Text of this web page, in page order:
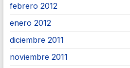
febrero 2012
enero 2012
diciembre 2011
noviembre 2011